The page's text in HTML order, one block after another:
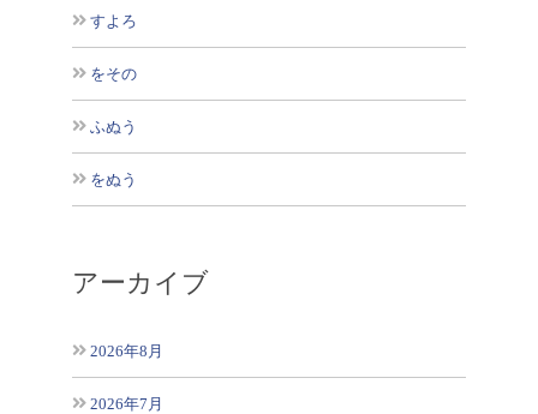
すよろ
をその
ふぬう
をぬう
アーカイブ
2026年8月
2026年7月